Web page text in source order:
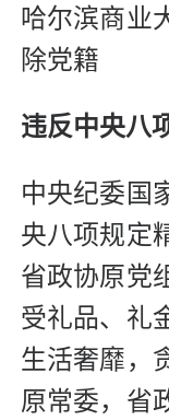
哈尔滨商业
除党籍
违反中央八
中央纪委国
央八项规定
省政协原党
受礼品、礼
生活奢靡，
原常委，省